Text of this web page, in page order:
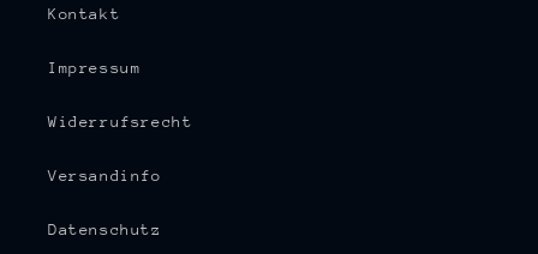
Kontakt
Impressum
Widerrufsrecht
Versandinfo
Datenschutz